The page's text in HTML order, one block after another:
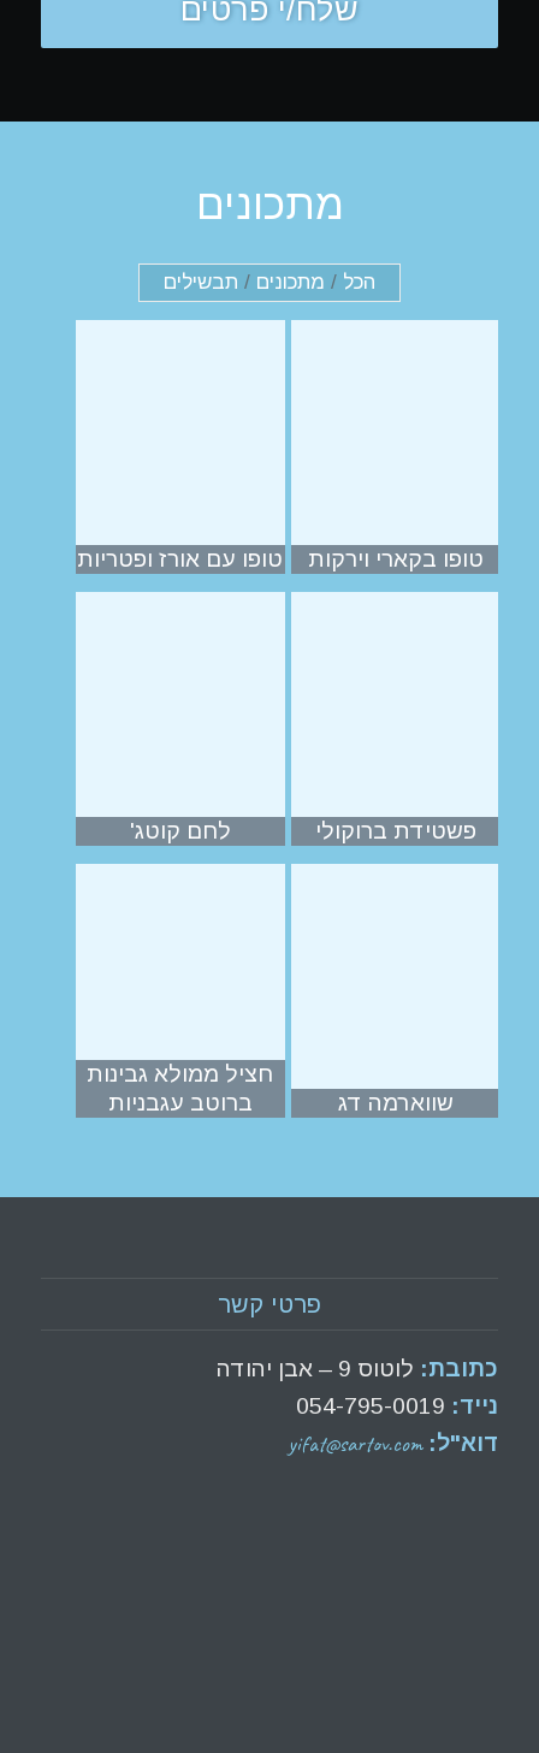
מתכונים
הכל / מתכונים / תבשילים
טופו בקארי וירקות טופו עם אורז ופטריות
פשטידת ברוקולי לחם קוטג'
שווארמה דג
חציל ממולא גבינות
ברוטב עגבניות
פרטי קשר
כתובת: לוטוס 9 – אבן יהודה
נייד: 054-795-0019
דוא"ל:yifat@sartov.com